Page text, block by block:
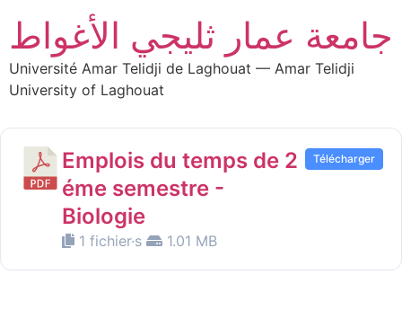
جامعة عمار ثليجي الأغواط
Université Amar Telidji de Laghouat — Amar Telidji
University of Laghouat
Emplois du temps de 2
éme semestre -
Biologie
1 fichier·s 1.01 MB
Télécharger